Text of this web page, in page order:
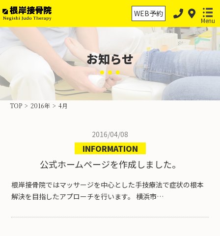
お知らせ
WEB予約
Menu
ホーム
保険診療
交通事故治療
スポーツ外傷・障害
物理療法の分類
当院案内
TOP > 2016年 > 4月
2016/04/08
INFORMATION
公式ホームページを作成しました。
根岸接骨院ではマッサージを中心とした手技療法で症状の根本
解決を目指したアプローチを行います。 横浜市…